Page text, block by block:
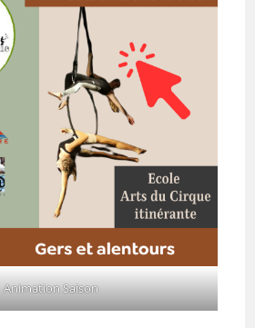
Animation Saison